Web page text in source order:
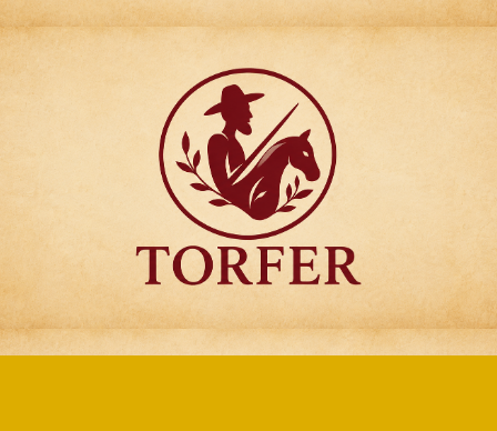
Articulos para
Regalo Torfer.